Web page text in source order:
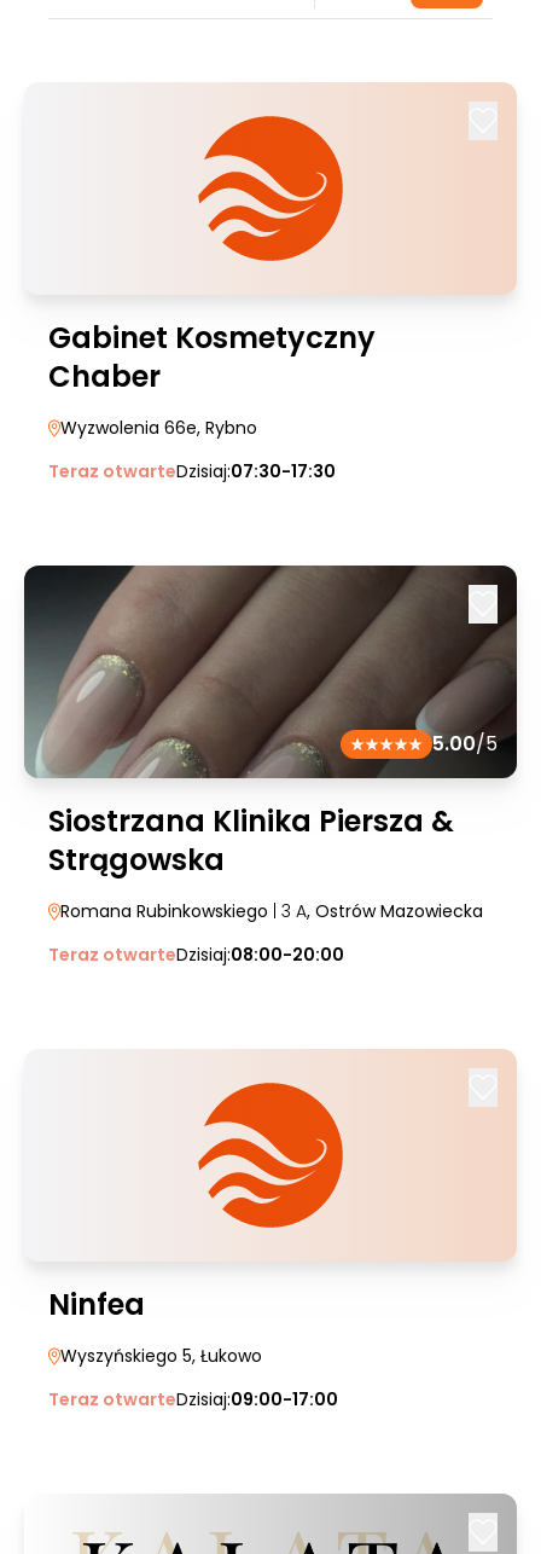
Gabinet Kosmetyczny
Chaber
Wyzwolenia 66e, Rybno
Teraz otwarteDzisiaj:07:30-17:30
5.00/5
Siostrzana Klinika Piersza &
Strągowska
Romana Rubinkowskiego | 3 A, Ostrów Mazowiecka
Teraz otwarteDzisiaj:08:00-20:00
Ninfea
Wyszyńskiego 5, Łukowo
Teraz otwarteDzisiaj:09:00-17:00